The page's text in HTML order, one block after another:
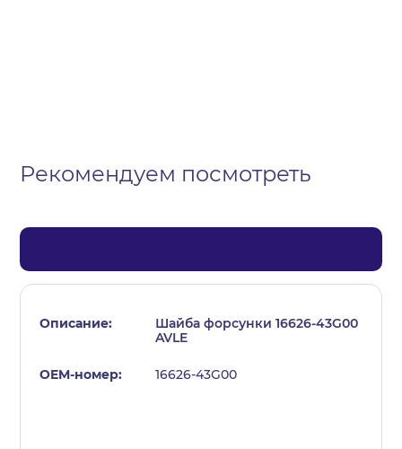
Рекомендуем посмотреть
Шайба форсунки 16626-43G00
AVLE
16626-43G00